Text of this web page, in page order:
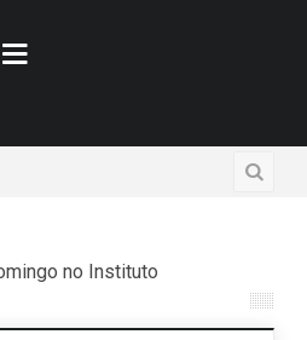
no Instituto